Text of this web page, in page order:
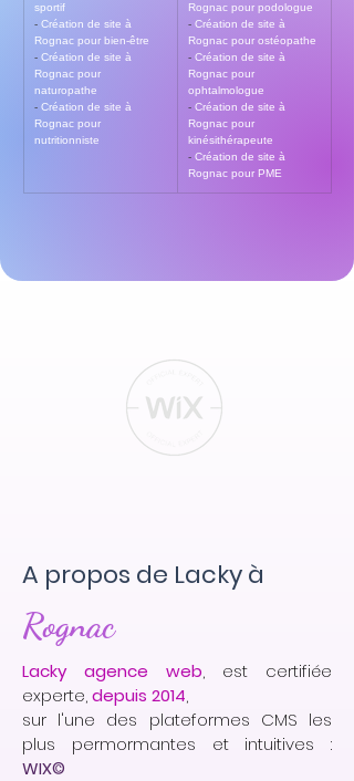
sportif
- Création de site à
Rognac pour bien-être
- Création de site à
Rognac pour
naturopathe
- Création de site à
Rognac pour
nutritionniste
Rognac pour podologue
- Création de site à
Rognac pour ostéopathe
- Création de site à
Rognac pour
ophtalmologue
- Création de site à
Rognac pour
kinésithérapeute
- Création de site à
Rognac pour PME
A propos de Lacky à
Rognac
Lacky agence web, est certifiée
experte,depuis 2014,
sur l'une des plateformes CMS les
plus permormantes et intuitives :
WIX©